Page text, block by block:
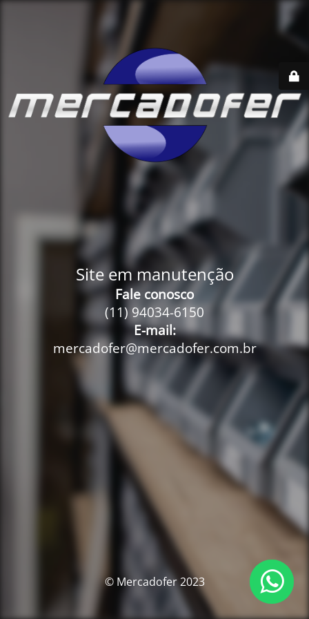
Site em manutenção
Fale conosco
(11) 94034-6150
E-mail:
mercadofer@mercadofer.com.br
© Mercadofer 2023